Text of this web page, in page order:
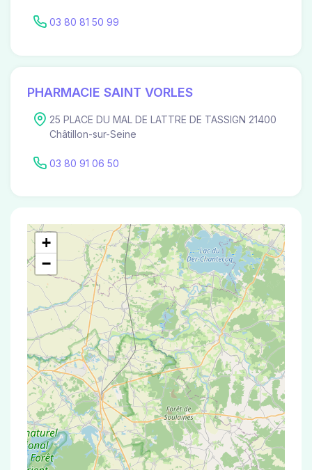
03 80 81 50 99
PHARMACIE SAINT VORLES
25 PLACE DU MAL DE LATTRE DE TASSIGN 21400
Châtillon-sur-Seine
03 80 91 06 50
+
−